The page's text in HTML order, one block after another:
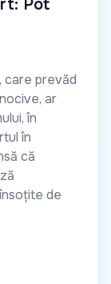
Pot
care prevăd
ar
în
în
că
de